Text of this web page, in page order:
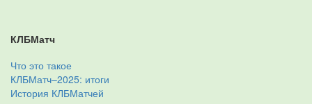
КЛБМатч
Что это такое
КЛБМатч–2025: итоги
История КЛБМатчей